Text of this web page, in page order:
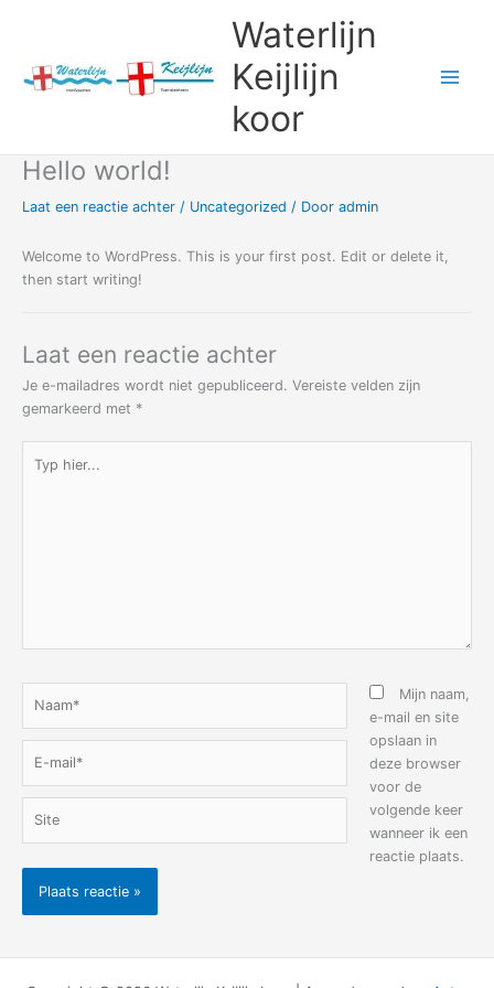
inhoud
Waterlijn
Keijlijn
koor
Hello world!
Laat een reactie achter / Uncategorized / Door admin
Welcome to WordPress. This is your first post. Edit or delete it,
then start writing!
Laat een reactie achter
Je e-mailadres wordt niet gepubliceerd. Vereiste velden zijn
gemarkeerd met *
hier...
mail*
Mijn naam,
e-mail en site
opslaan in
deze browser
voor de
volgende keer
wanneer ik een
reactie plaats.